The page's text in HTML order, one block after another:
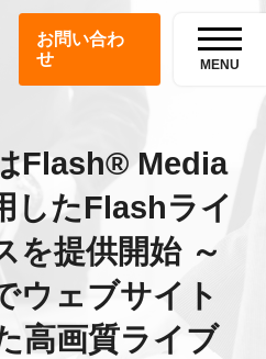
お問い合わ
せ
MENU
Flash® Media
したFlashライ
を提供開始 ～
ウェブサイト
高画質ライブ